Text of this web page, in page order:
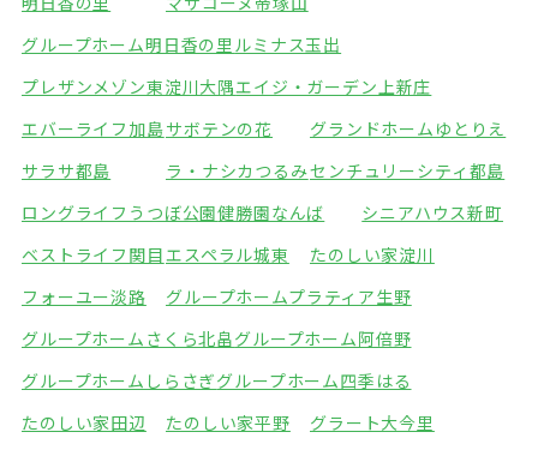
グループホーム明日香の里 ルミナス玉出
プレザンメゾン東淀川大隅エイジ・ガーデン上新庄
エバーライフ加島サボテンの花
グランドホームゆとりえ
サラサ都島
ラ・ナシカつるみセンチュリーシティ都島
ロングライフうつぼ公園健勝園なんば
シニアハウス新町
ベストライフ関目エスペラル城東
たのしい家淀川
フォーユー淡路
グループホームプラティア生野
グループホームさくら北畠グループホーム阿倍野
グループホームしらさぎグループホーム四季はる
たのしい家田辺
たのしい家平野
グラート大今里